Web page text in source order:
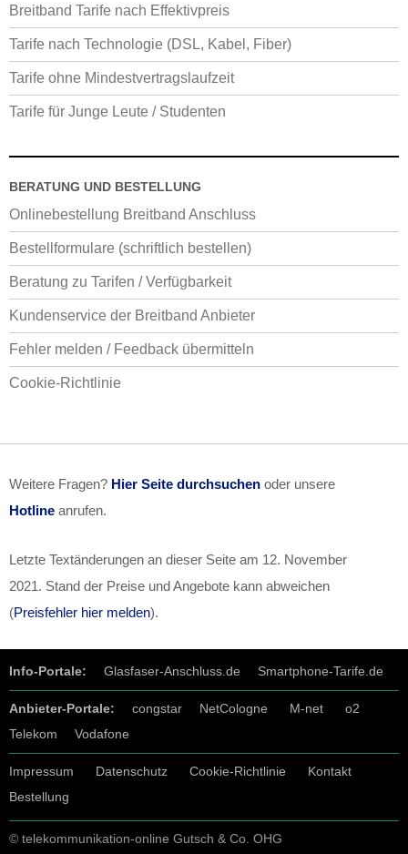
Breitband Tarife nach Effektivpreis
Tarife nach Technologie (DSL, Kabel, Fiber)
Tarife ohne Mindestvertragslaufzeit
Tarife für Junge Leute / Studenten
BERATUNG UND BESTELLUNG
Onlinebestellung Breitband Anschluss
Bestellformulare (schriftlich bestellen)
Beratung zu Tarifen / Verfügbarkeit
Kundenservice der Breitband Anbieter
Fehler melden / Feedback übermitteln
Cookie-Richtlinie
Weitere Fragen? Hier Seite durchsuchen oder unsere
Hotline anrufen.
Letzte Textänderungen an dieser Seite am 12. November
2021 . Stand der Preise und Angebote kann abweichen
(Preisfehler hier melden).
Info-Portale: Glasfaser-Anschluss.de Smartphone-Tarife.de
Anbieter-Portale: congstar NetCologne M-net
o2
Telekom
Vodafone
Impressum Datenschutz Cookie-Richtlinie
Kontakt
Bestellung
© telekommunikation-online Gutsch & Co. OHG